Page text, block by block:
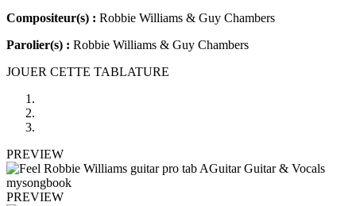
Compositeur(s) : Robbie Williams & Guy Chambers
Parolier(s) : Robbie Williams & Guy Chambers
JOUER CETTE TABLATURE
PREVIEW
PREVIEW